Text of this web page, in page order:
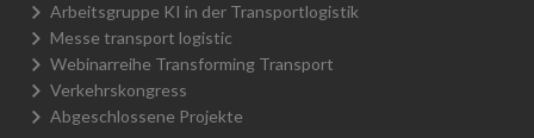
Arbeitsgruppe KI in der Transportlogistik
Messe transport logistic
Webinarreihe Transforming Transport
Verkehrskongress
Abgeschlossene Projekte